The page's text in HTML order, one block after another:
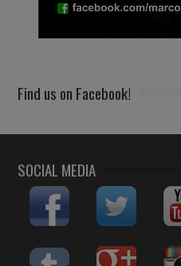
Find us on Facebook!
SOCIAL MEDIA